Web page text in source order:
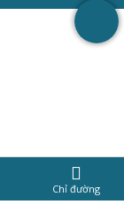
Chỉ đường